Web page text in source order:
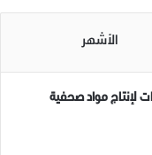
الأشهر
لإنتاج مواد صحفية